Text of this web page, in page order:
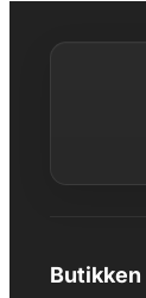
Butikken